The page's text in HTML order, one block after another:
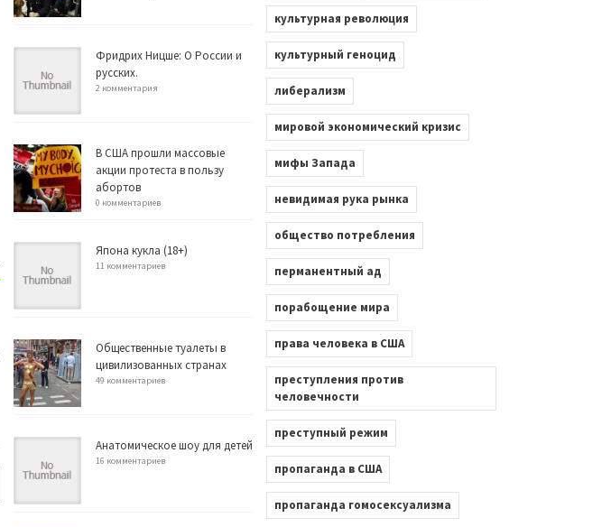
Фридрих Ницше: О России и
русских.
2 комментария
В США прошли массовые
акции протеста в пользу
абортов
0 комментариев
Япона кукла (18+)
11 комментариев
Общественные туалеты в
цивилизованных странах
49 комментариев
Анатомическое шоу для детей
16 комментариев
культурная революция
культурный геноцид
либерализм
мировой экономический кризис
мифы Запада
невидимая рука рынка
общество потребления
перманентный ад
порабощение мира
права человека в США
преступления против
человечности
преступный режим
пропаганда в США
пропаганда гомосексуализма